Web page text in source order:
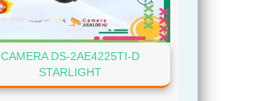
CAMERA DS-2AE4225TI-D
STARLIGHT